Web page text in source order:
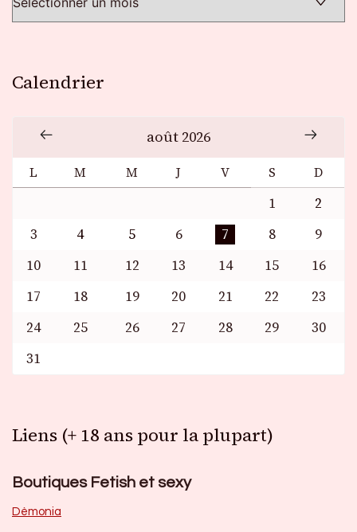
Calendrier
août 2026
L M M J V S D
1
2
3
4 5 6 7 8
9
10
11 12 13 14 15
16
17
18 19 20 21 22
23
24
25 26 27 28 29
30
31
Liens (+ 18 ans pour la plupart)
Boutiques Fetish et sexy
Dèmonia